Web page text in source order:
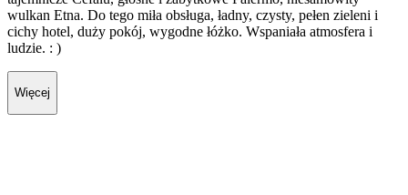
wulkan Etna. Do tego miła obsługa, ładny, czysty, pełen zieleni i
cichy hotel, duży pokój, wygodne łóżko. Wspaniała atmosfera i
ludzie. : )
Więcej